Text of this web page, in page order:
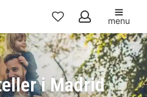
Mine
favoritter
menu
i Madrid